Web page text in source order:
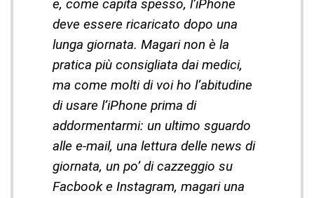
e, come capita spesso, l’iPhone
deve essere ricaricato dopo una
lunga giornata. Magari non è la
pratica più consigliata dai medici,
ma come molti di voi ho l’abitudine
di usare l’iPhone prima di
addormentarmi: un ultimo sguardo
alle e-mail, una lettura delle news di
giornata, un po’ di cazzeggio su
Facbook e Instagram, magari una